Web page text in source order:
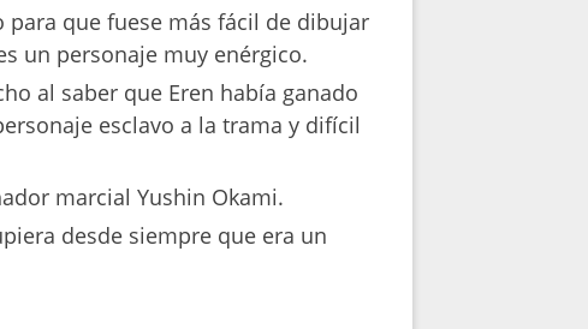
que fuese más fácil de dibujar
un personaje muy enérgico.
al saber que Eren había ganado
esclavo a la trama y difícil
marcial Yushin Okami.
desde siempre que era un